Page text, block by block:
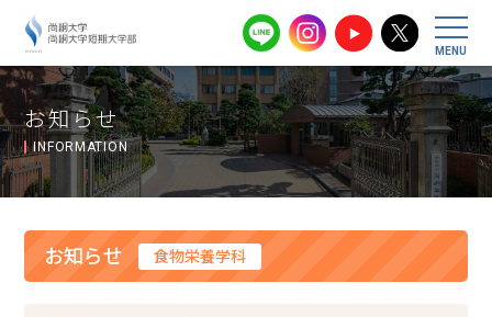
尚絅大学・尚
お知らせ
INFORMATION
お知らせ 食物栄養学科